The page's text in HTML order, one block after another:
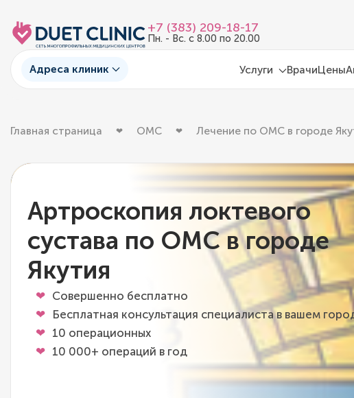
+7 (383) 209-18-17
Пн. - Вс. с 8.00 по 20.00
Адреса клиник Услуги ВрачиЦены
Главная страница ОМС Лечение по ОМС в городе
Артроскопия локтевого
сустава по ОМС в городе
Якутия
Совершенно бесплатно
Бесплатная консультация специалиста в вашем
10 операционных
10 000+ операций в год